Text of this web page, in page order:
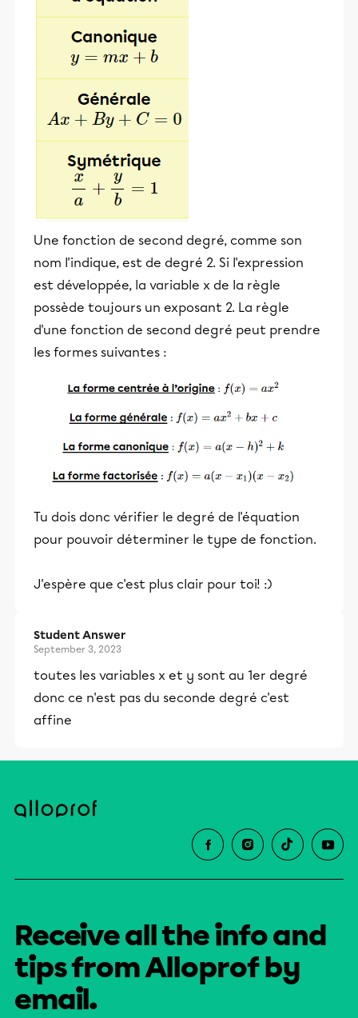
Une fonction de second degré, comme son
nom l'indique, est de degré 2. Si l'expression
est développée, la variable x de la règle
possède toujours un exposant 2. La règle
d'une fonction de second degré peut prendre
les formes suivantes :
Tu dois donc vérifier le degré de l'équation
pour pouvoir déterminer le type de fonction.
J'espère que c'est plus clair pour toi! :)
Student Answer
September 3, 2023
toutes les variables x et y sont au 1er degré
donc ce n'est pas du seconde degré c'est
affine
Receive all the info and
tips from Alloprof by
email.